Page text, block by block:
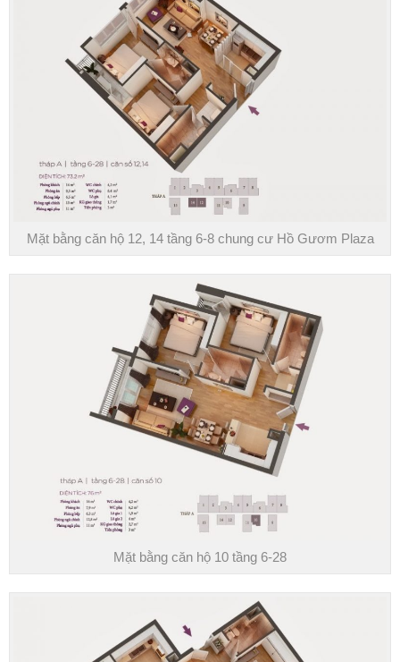
Mặt bằng căn hộ 12, 14 tầng 6-8 chung cư Hồ Gươm Plaza
Mặt bằng căn hộ 10 tầng 6-28